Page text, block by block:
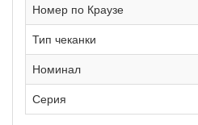
Номер по Краузе
Тип чеканки
Номинал
Серия